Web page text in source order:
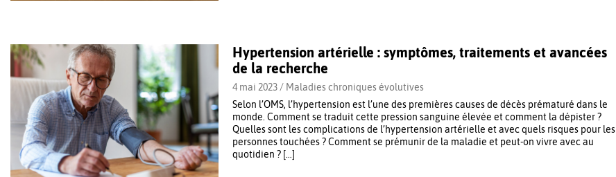
Hypertension artérielle : symptômes, traitements et avancées
de la recherche
4 mai 2023 / Maladies chroniques évolutives
Selon l’OMS, l’hypertension est l’une des premières causes de décès prématuré dans le
monde. Comment se traduit cette pression sanguine élevée et comment la dépister ?
Quelles sont les complications de l’hypertension artérielle et avec quels risques pour les
personnes touchées ? Comment se prémunir de la maladie et peut-on vivre avec au
quotidien ? […]